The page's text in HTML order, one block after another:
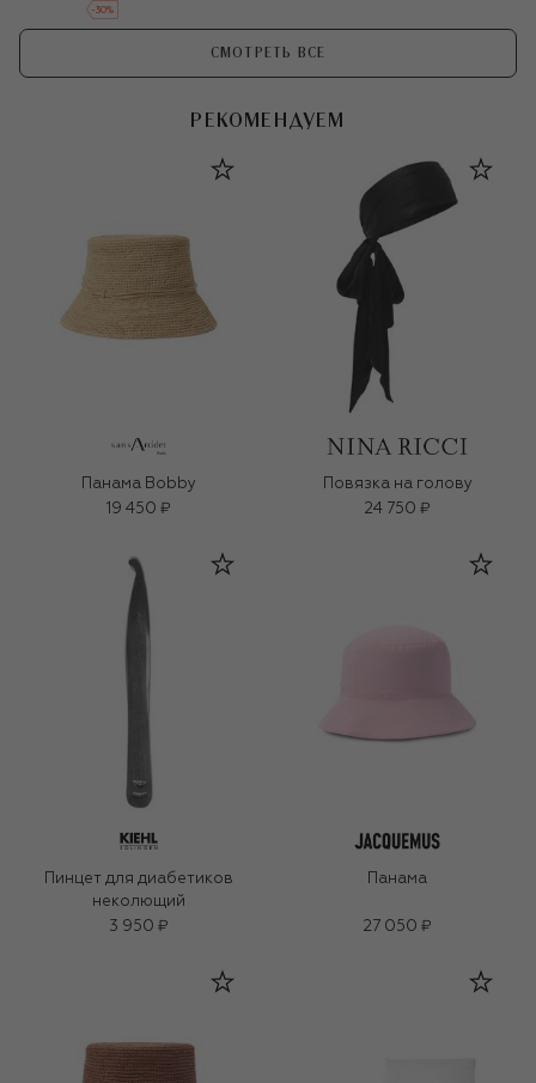
-30%
СМОТРЕТЬ ВСЕ
РЕКОМЕНДУЕМ
Панама Bobby
19 450 ₽
Повязка на голову
24 750 ₽
Пинцет для диабетиков
неколющий
3 950 ₽
Панама
27 050 ₽